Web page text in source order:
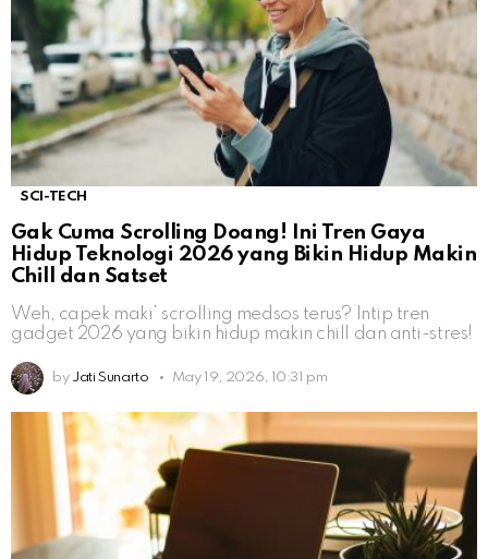
SCI-TECH
Gak Cuma Scrolling Doang! Ini Tren Gaya
Hidup Teknologi 2026 yang Bikin Hidup Makin
Chill dan Satset
Weh, capek maki’ scrolling medsos terus? Intip tren
gadget 2026 yang bikin hidup makin chill dan anti-stres!
by Jati Sunarto May 19, 2026, 10:31 pm